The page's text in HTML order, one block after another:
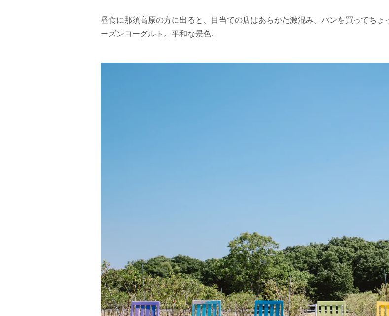
昼食に那須高原の方に出ると、目当ての店はあらかた激混み。パンを買ってち
ーズンヨーグルト。平和な景色。